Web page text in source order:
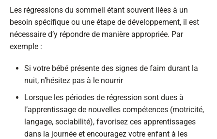
Les régressions du sommeil étant souvent liées à un
besoin spécifique ou une étape de développement, il est
nécessaire d’y répondre de manière appropriée. Par
exemple :
Si votre bébé présente des signes de faim durant la
nuit, n’hésitez pas à le nourrir
Lorsque les périodes de régression sont dues à
l’apprentissage de nouvelles compétences (motricité,
langage, sociabilité), favorisez ces apprentissages
dans la journée et encouragez votre enfant à les